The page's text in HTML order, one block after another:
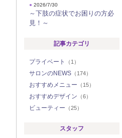
● 2026/7/30
～下肢の症状でお困りの方必
見！～
記事カテゴリ
プライベート （1）
サロンのNEWS （174）
おすすめメニュー （15）
おすすめデザイン （6）
ビューティー （25）
スタッフ